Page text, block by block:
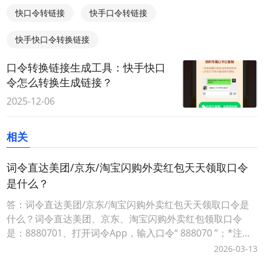
快口令转链接 快手口令转链接
快手快口令转换链接
口令转换链接生成工具：快手快口
令怎么转换生成链接？
2025-12-06
相关
词令直达美团/京东/淘宝闪购外卖红包天天领取口令
是什么？
答：词令直达美团/京东/淘宝闪购外卖红包天天领取口令是
什么？词令直达美团、京东、淘宝闪购外卖红包领取口令
是：8880701、打开词令App，输入口令“ 888070 ”；*注：
该口令长期有效推荐使用！*词令下载方式：手机应用商店搜
2026-03-13